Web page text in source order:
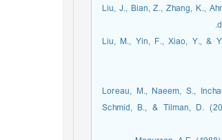
Liu, J., Bian, Z., Zhang, K.,
Liu, M., Yin, F., Xiao, Y., &
Loreau, M., Naeem, S.,
Schmid, B., & Tilman, D.